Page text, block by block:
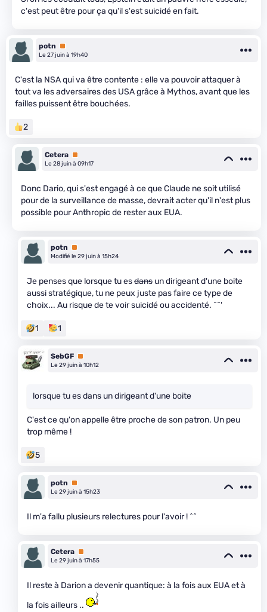
c'est peut être pour ça qu'il s'est suicidé en fait.
potn
Premium
Le 27 juin à 19h40
C'est la NSA qui va être contente : elle va pouvoir attaquer à
tout va les adversaires des USA grâce à Mythos, avant que les
failles puissent être bouchées.
2
Cetera Premium
Le 28 juin à 09h17
Donc Dario, qui s'est engagé à ce que Claude ne soit utilisé
pour de la surveillance de masse, devrait acter qu'il n'est plus
possible pour Anthropic de rester aux EUA.
potn
Premium
Modifié le 29 juin à 15h24
Je penses que lorsque tu esdans un dirigeant d'une boite
aussi stratégique, tu ne peux juste pas faire ce type de
choix... Au risque de te voir suicidé ou accidenté. ^^'
1 1
SebGF Premium
Le 29 juin à 10h12
lorsque tu es dans un dirigeant d'une boite
C'est ce qu'on appelle être proche de son patron. Un peu
trop même !
5
potn
Premium
Le 29 juin à 15h23
Il m'a fallu plusieurs relectures pour l'avoir ! ^^
Cetera Premium
Le 29 juin à 17h55
Il reste à Darion a devenir quantique: à la fois aux EUA et à
la fois ailleurs ..